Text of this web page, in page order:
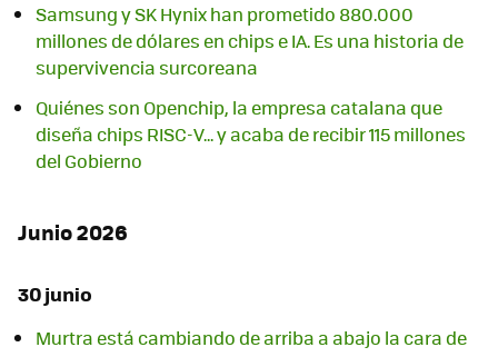
Samsung y SK Hynix han prometido 880.000
millones de dólares en chips e IA. Es una historia de
supervivencia surcoreana
Quiénes son Openchip, la empresa catalana que
diseña chips RISC-V... y acaba de recibir 115 millones
del Gobierno
Junio 2026
30 junio
Murtra está cambiando de arriba a abajo la cara de